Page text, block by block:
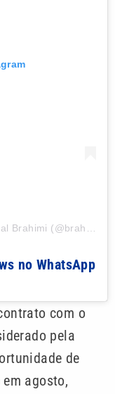
Uma publicação compartilhada por Billal Brahimi (@brahimi__billal)
no WhatsApp
com o
pela
de
agosto,